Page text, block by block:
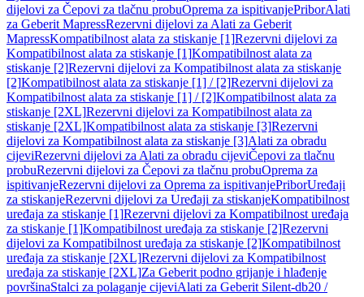
dijelovi za Čepovi za tlačnu probuOprema za ispitivanjePriborAlati
za Geberit MapressRezervni dijelovi za Alati za Geberit
MapressKompatibilnost alata za stiskanje [1]Rezervni dijelovi za
Kompatibilnost alata za stiskanje [1]Kompatibilnost alata za
stiskanje [2]Rezervni dijelovi za Kompatibilnost alata za stiskanje
[2]Kompatibilnost alata za stiskanje [1] / [2]Rezervni dijelovi za
Kompatibilnost alata za stiskanje [1] / [2]Kompatibilnost alata za
stiskanje [2XL]Rezervni dijelovi za Kompatibilnost alata za
stiskanje [2XL]Kompatibilnost alata za stiskanje [3]Rezervni
dijelovi za Kompatibilnost alata za stiskanje [3]Alati za obradu
cijeviRezervni dijelovi za Alati za obradu cijeviČepovi za tlačnu
probuRezervni dijelovi za Čepovi za tlačnu probuOprema za
ispitivanjeRezervni dijelovi za Oprema za ispitivanjePriborUređaji
za stiskanjeRezervni dijelovi za Uređaji za stiskanjeKompatibilnost
uređaja za stiskanje [1]Rezervni dijelovi za Kompatibilnost uređaja
za stiskanje [1]Kompatibilnost uređaja za stiskanje [2]Rezervni
dijelovi za Kompatibilnost uređaja za stiskanje [2]Kompatibilnost
uređaja za stiskanje [2XL]Rezervni dijelovi za Kompatibilnost
uređaja za stiskanje [2XL]Za Geberit podno grijanje i hlađenje
površinaStalci za polaganje cijeviAlati za Geberit Silent-db20 /